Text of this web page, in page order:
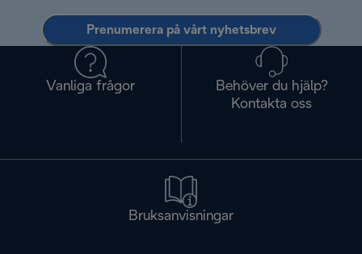
Prenumerera på vårt nyhetsbrev
Vanliga frågor
Behöver du hjälp?
Kontakta oss
Bruksanvisningar